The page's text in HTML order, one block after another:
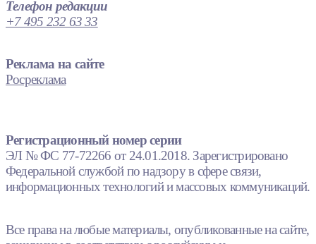
Телефон редакции
+7 495 232 63 33
Реклама на сайте
Росреклама
Регистрационный номер серии
ЭЛ № ФС 77-72266 от 24.01.2018. Зарегистрировано
Федеральной службой по надзору в сфере связи,
информационных технологий и массовых коммуникаций.
Все права на любые материалы, опубликованные на сайте,